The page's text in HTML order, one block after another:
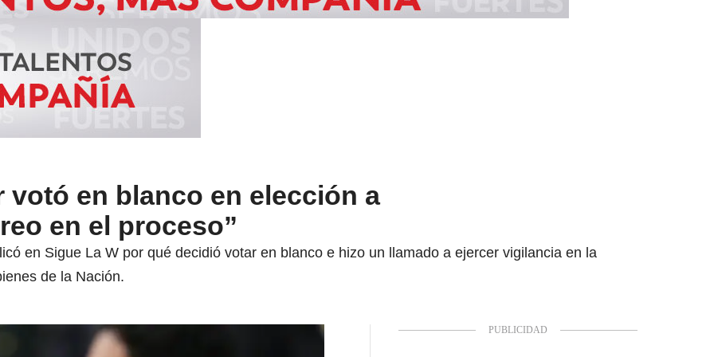
votó en blanco en elección a
en el proceso”
en Sigue La W por qué decidió votar en blanco e hizo un llamado a ejercer vigilancia en la
de la Nación.